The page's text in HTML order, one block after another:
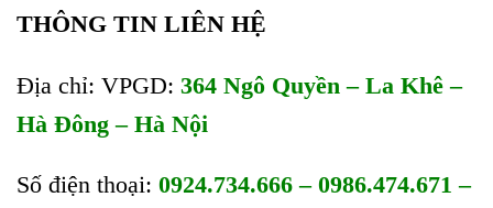
THÔNG TIN LIÊN HỆ
Địa chỉ: VPGD: 364 Ngô Quyền – La Khê –
Hà Đông – Hà Nội
Số điện thoại: 0924.734.666 – 0986.474.671 –